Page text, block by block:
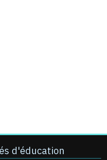
d'éducation